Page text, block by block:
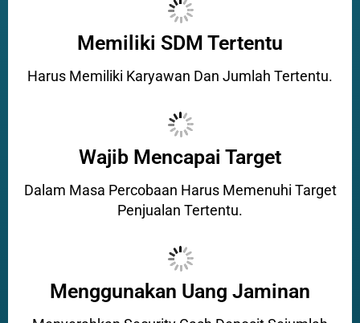
Memiliki SDM Tertentu
Harus Memiliki Karyawan Dan Jumlah Tertentu.
Wajib Mencapai Target
Dalam Masa Percobaan Harus Memenuhi Target
Penjualan Tertentu.
Menggunakan Uang Jaminan